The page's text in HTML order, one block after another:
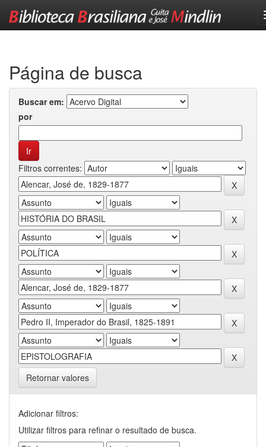
Página de busca
Buscar em:
por
Filtros correntes:
Retornar valores
Adicionar filtros:
Utilizar filtros para refinar o resultado de busca.